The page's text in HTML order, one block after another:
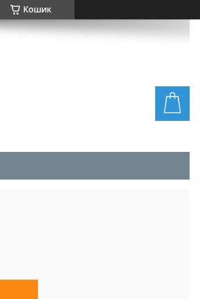
Кошик